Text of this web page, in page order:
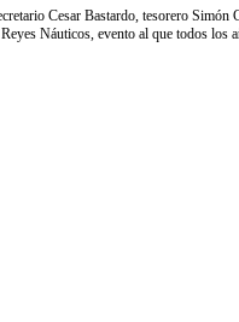
Cesar Bastardo, tesorero
Náuticos, evento al que todos los